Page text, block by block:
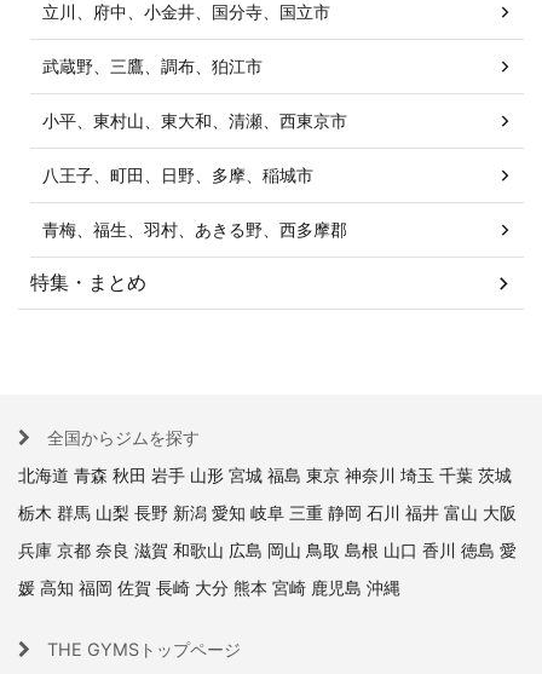
立川、府中、小金井、国分寺、国立市
武蔵野、三鷹、調布、狛江市
小平、東村山、東大和、清瀬、西東京市
八王子、町田、日野、多摩、稲城市
青梅、福生、羽村、あきる野、西多摩郡
特集・まとめ
全国からジムを探す
北海道 青森 秋田 岩手 山形 宮城 福島 東京 神奈川 埼玉 千葉 茨城
栃木 群馬 山梨 長野 新潟 愛知 岐阜 三重 静岡 石川 福井 富山 大阪
兵庫 京都 奈良 滋賀 和歌山 広島 岡山 鳥取 島根 山口 香川 徳島 愛
媛 高知 福岡 佐賀 長崎 大分 熊本 宮崎 鹿児島 沖縄
THE GYMSトップページ